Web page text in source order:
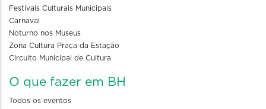
Festivais Culturais Municipais
Carnaval
Noturno nos Museus
Zona Cultura Praça da Estação
Circuito Municipal de Cultura
O que fazer em BH
Todos os eventos